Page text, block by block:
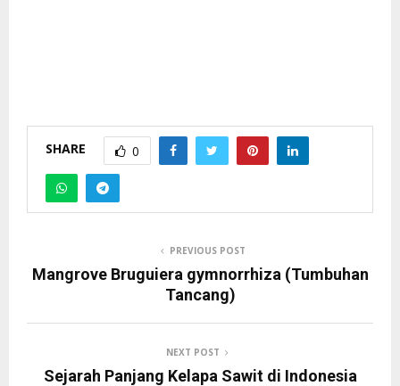
SHARE 0
PREVIOUS POST
Mangrove Bruguiera gymnorrhiza (Tumbuhan
Tancang)
NEXT POST
Sejarah Panjang Kelapa Sawit di Indonesia